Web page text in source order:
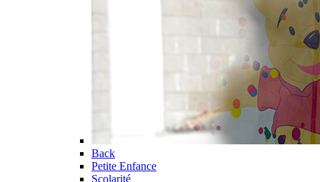
Back
Petite Enfance
Scolarité